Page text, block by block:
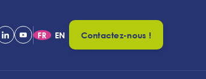
FR EN Contactez-nous !